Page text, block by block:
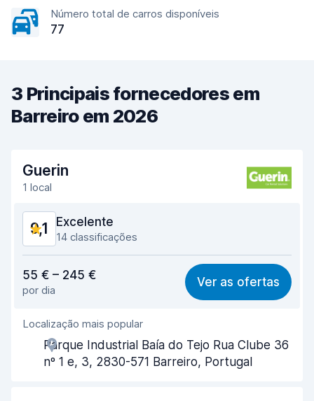
Número total de carros disponíveis
77
3 Principais fornecedores em
Barreiro em 2026
Guerin
1 local
9,1 Excelente
14 classificações
8,5
Facilidade em encontrar 9,5
Eficiência dos agentes
Rapidez do levantamento
55 € – 245 €
por dia
Ver as ofertas
Localização mais popular
Parque Industrial Baía do Tejo Rua Clube 36
nº 1 e, 3, 2830-571 Barreiro, Portugal